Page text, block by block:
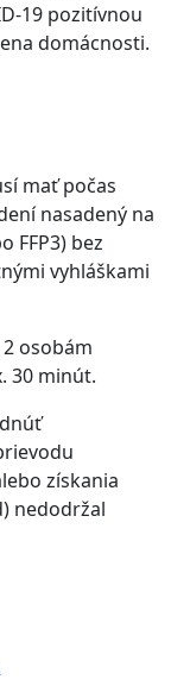
19 pozitívnou
domácnosti.
mať počas
nasadený na
FFP3) bez
vyhláškami
osobám
30 minút.
získania
nedodržal